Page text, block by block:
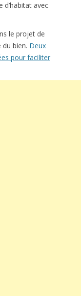
d’habitat avec
le projet de
bien. Deux
pour faciliter